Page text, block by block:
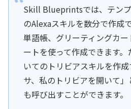
Skill Blueprintsでは、テン
のAlexaスキルを数分で作成
単語帳、グリーティングカ
ートを使って作成できます
いてのトリビアスキルを作
サ、私のトリビアを開いて
も呼び出すことができます。